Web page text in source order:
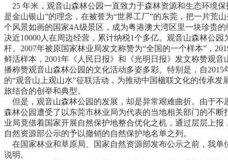
25 年米，观音山森林公园一直致力于森林资源和生态环境
是金山银山”的理念，在被誉为“世界工厂”的东莞，把一片荒
个风景如画的国家4A级景区，成为粤港澳大湾区里一块珍贵
决近10000人在周边经营，累计纳税1个多亿。观音山森林公
杆。2007年被原国家林业局发文称赞为“全国的一个样本”，
鲜活样本，2001年《人民日报》和《光明日报》发文称赞观
播称赞观音山森林公园的文化活动多姿多彩。特别是，自
的“观音山上观山水"征联活动，为推动中国楹联文化的传承
旅结合的创举和典型。
但是，观音山森林公园的发展，却是异常艰难曲折。由于不
森林公园遭受了以东莞市林业局为代表的当地相关部门的不断
业局竟借着国家开展自然保护地整合优化之机，通过层层上
自然资源部公示的予以撤销的自然保护地名单之列。
在国家林业和草原局、国家自然资源部发布公示之前，我
说明。